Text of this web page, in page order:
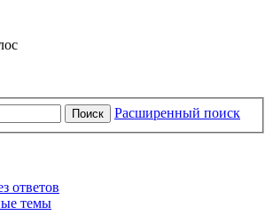
Поиск Расширенный поиск
ответов
темы